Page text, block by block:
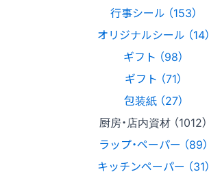
行事シール （153）
オリジナルシール （14）
ギフト （98）
ギフト （71）
包装紙 （27）
厨房・店内資材 （1012）
ラップ・ペーパー （89）
キッチンペーパー （31）